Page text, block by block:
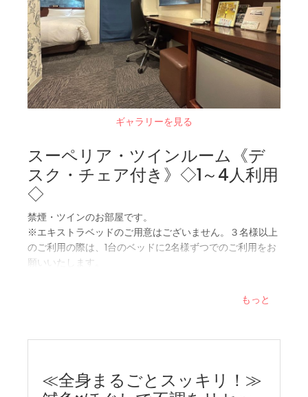
ギャラリーを見る
スーペリア・ツインルーム《デ
スク・チェア付き》◇1～4人利用
◇
禁煙・ツインのお部屋です。
※エキストラベッドのご用意はございません。３名様以上
のご利用の際は、1台のベッドに2名様ずつでのご利用をお
願いいたします。
◆4K画質に対応したPanasonic製ビエラ液晶テレビ
もっと
≪全身まるごとスッキリ！≫